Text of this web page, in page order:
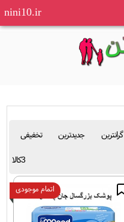
nini10.ir
گرانترین جدیدترین تخفیفی
3کالا
اتمام موجودی